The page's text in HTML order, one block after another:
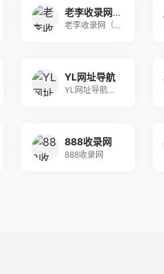
老李收录网_技术导航，滚石技术导航，打造中国最具影响力的网站交流和展示平台
老李收录网（www.llslw.cn），收录国内
YL网址导航
YL网址导航，采用AI算法实时分析全网资源价值指
888收录网
888收录网